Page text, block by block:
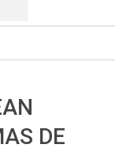
DE